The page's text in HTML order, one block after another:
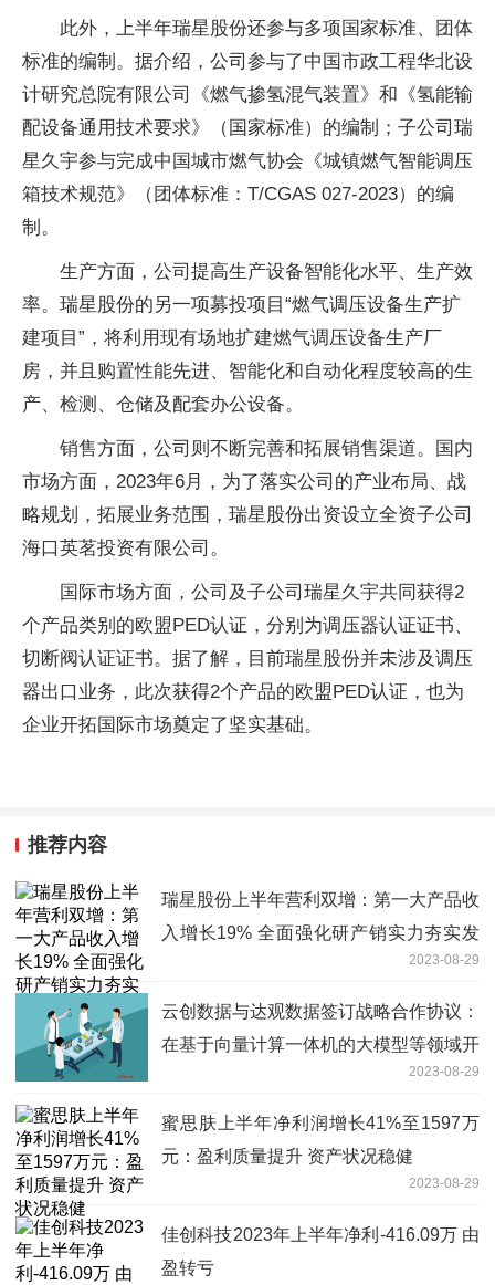
此外，上半年瑞星股份还参与多项国家标准、团体
标准的编制。据介绍，公司参与了中国市政工程华北设
计研究总院有限公司《燃气掺氢混气装置》和《氢能输
配设备通用技术要求》（国家标准）的编制；子公司瑞
星久宇参与完成中国城市燃气协会《城镇燃气智能调压
箱技术规范》（团体标准：T/CGAS 027-2023）的编
制。
生产方面，公司提高生产设备智能化水平、生产效
率。瑞星股份的另一项募投项目“燃气调压设备生产扩
建项目”，将利用现有场地扩建燃气调压设备生产厂
房，并且购置性能先进、智能化和自动化程度较高的生
产、检测、仓储及配套办公设备。
销售方面，公司则不断完善和拓展销售渠道。国内
市场方面，2023年6月，为了落实公司的产业布局、战
略规划，拓展业务范围，瑞星股份出资设立全资子公司
海口英茗投资有限公司。
国际市场方面，公司及子公司瑞星久宇共同获得2
个产品类别的欧盟PED认证，分别为调压器认证证书、
切断阀认证证书。据了解，目前瑞星股份并未涉及调压
器出口业务，此次获得2个产品的欧盟PED认证，也为
企业开拓国际市场奠定了坚实基础。
推荐内容
瑞星股份上半年营利双增：第一大产品收
入增长19% 全面强化研产销实力夯实发
2023-08-29
云创数据与达观数据签订战略合作协议：
在基于向量计算一体机的大模型等领域开
2023-08-29
蜜思肤上半年净利润增长41%至1597万
元：盈利质量提升 资产状况稳健
2023-08-29
佳创科技2023年上半年净利-416.09万 由
盈转亏